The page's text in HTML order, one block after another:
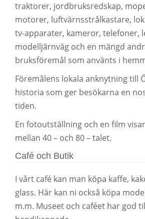
traktorer, jordbruksredskap,
motorer, luftvärnsstrålkastare,
tv-apparater, kameror, telefoner,
modelljärnväg och en mängd
bruksföremål som använts i
Föremålens lokala anknytning till
historia som ger besökarna en
tiden.
En fotoutställning och en film
mellan 40 – och 80 – talet.
Café och Butik
I vårt café kan man köpa kaffe,
glass. Här kan ni också köpa
m.m. Museet och caféet har god